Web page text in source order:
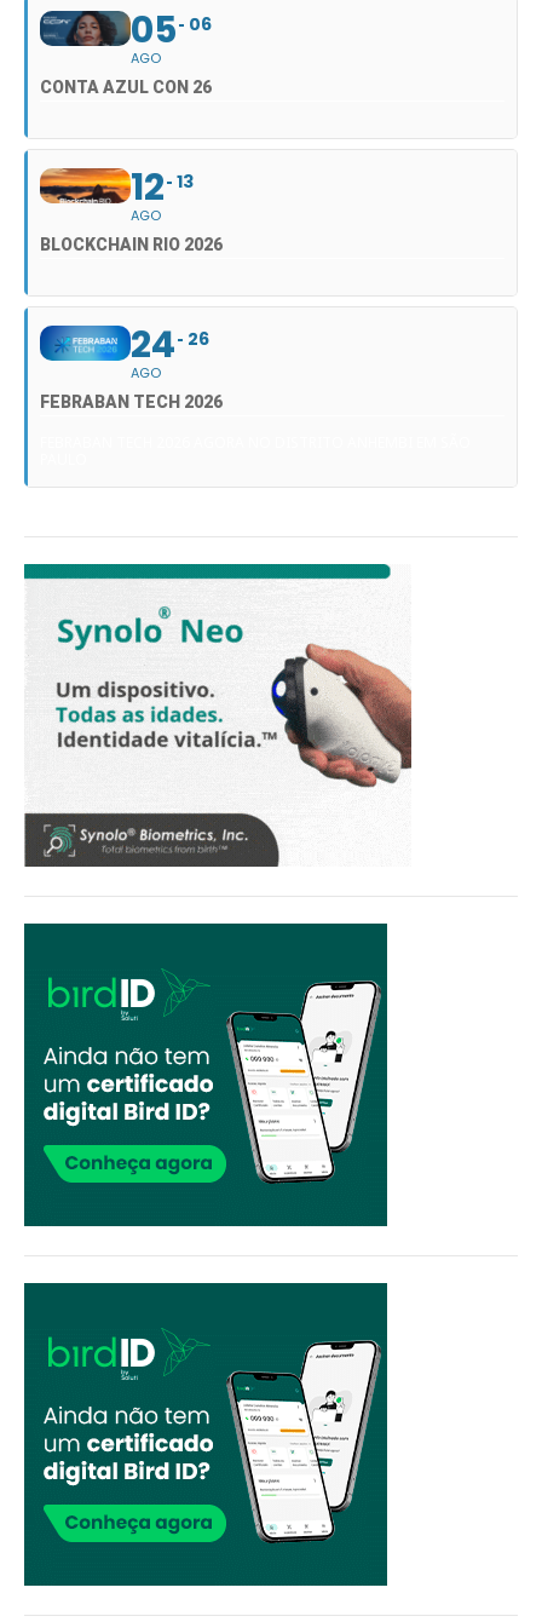
05
AGO
06
CONTA AZUL CON 26
12
AGO
13
BLOCKCHAIN RIO 2026
24
AGO
26
FEBRABAN TECH 2026